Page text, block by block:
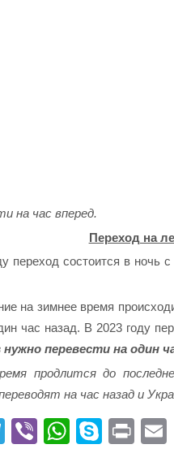
на час вперед.
Переход на
переход состоится в ночь
на зимнее время
час назад. В 2023 году
перевести на один
продлится до
на час назад и
Te Vi
W
S
Pr